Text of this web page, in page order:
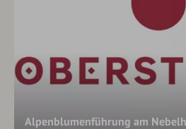
Alpenblumenführung am